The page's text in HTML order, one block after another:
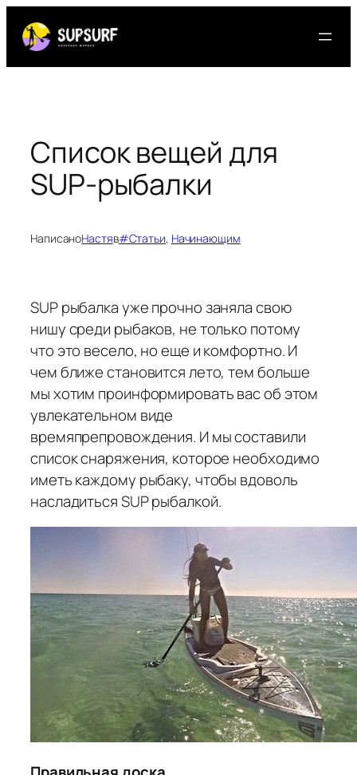
содержимому
Список вещей для
SUP-рыбалки
НаписаноНастяв#Статьи, Начинающим
SUP рыбалка уже прочно заняла свою
нишу среди рыбаков, не только потому
что это весело, но еще и комфортно. И
чем ближе становится лето, тем больше
мы хотим проинформировать вас об этом
увлекательном виде
времяпрепровождения. И мы составили
список снаряжения, которое необходимо
иметь каждому рыбаку, чтобы вдоволь
насладиться SUP рыбалкой.